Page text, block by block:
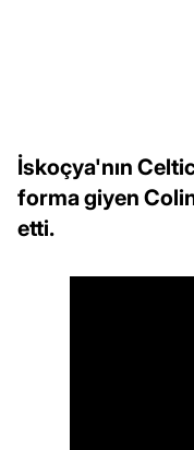
İskoçya'nın
forma giyen
etti.